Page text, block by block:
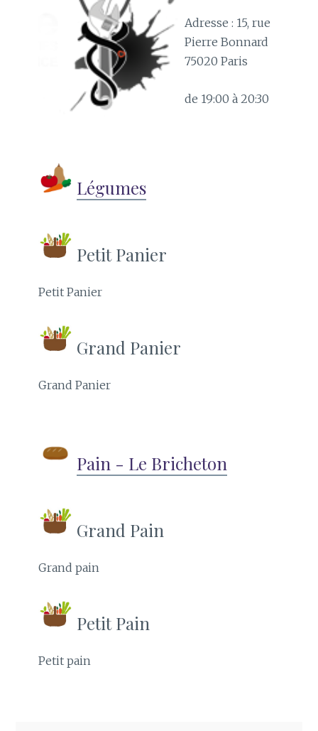
Adresse : 15, rue
Pierre Bonnard
75020 Paris
de 19:00 à 20:30
Légumes
Petit Panier
Petit Panier
Grand Panier
Grand Panier
Pain - Le Bricheton
Grand Pain
Grand pain
Petit Pain
Petit pain